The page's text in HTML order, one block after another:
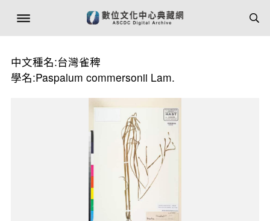
中文種名:台灣雀稗
學名:Paspalum commersonii Lam.